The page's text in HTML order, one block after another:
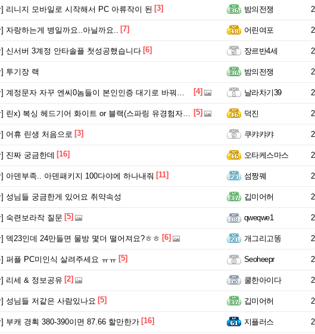
리니지 모바일로 시작해서 PC 아류작이 된 [3] 밤의전쟁
자랑하는게 병일까요..아닐까요.. [7] 어린여포
신서버 3계정 안타솔플 첫성공했습니다 [6] 장르반4세
투기장 랙 밤의전쟁
계정문자 자꾸 엔씨0놈들이 본인인증 대기로 바꿔두네요. [4] 날라차기39
린x) 복싱 헤드기어 화이트 or 블랙(스파링 유경험자만) [5] 덕진
어휴 린생 처음으로 [3] 쿠캬캬캬
진짜 궁금한데 [16] 오타케스마스
아덴부족.. 아덴패키지 100다야에 하나내줘 [11] 섬짱꿰
성님들 궁금한게 있어요 취약속성 깁미어허
숙련보라작 질문 [5] qweqwe1
덱23인데 24만들면 물방 몇더 떨어져요?ㅎㅎ [6] 개그리고똥
퍼플 PC미인식 살려주세요 ㅠㅠ [5] Seoheepr
리세 & 정보공유 [2] 쿨한아이다
성님들 저같은 사람있나요 [5] 깁미어허
부캐 경획 380-390이면 87.66 할만한가 [16] 지플러스